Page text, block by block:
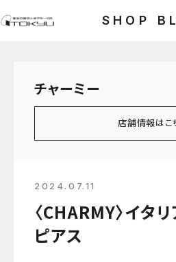
SHOP
チャーミー
店舗情報はこ
2024.07.11
〈CHARMY〉イタ
ピアス